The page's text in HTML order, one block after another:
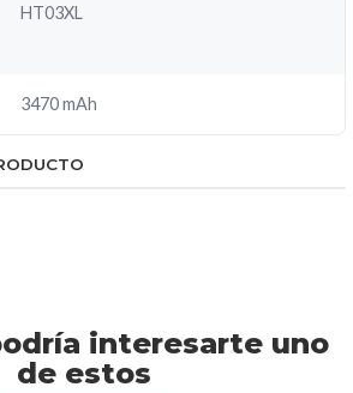
HT03XL
3470 mAh
interesarte uno
de estos